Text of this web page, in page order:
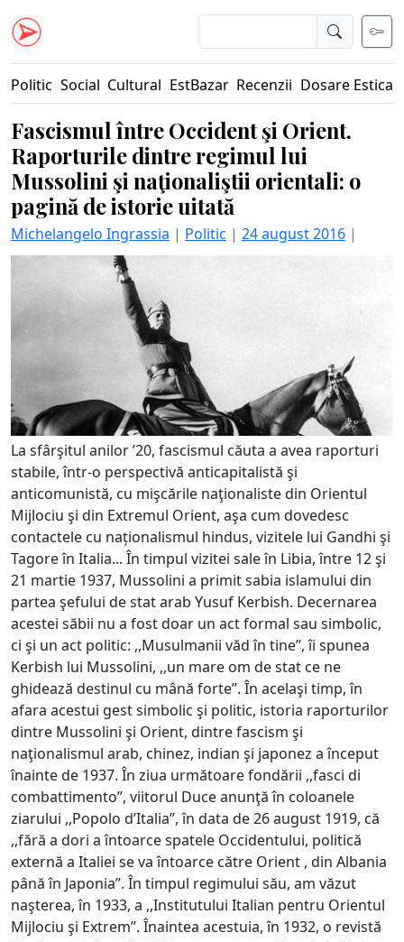
Politic Social Cultural EstBazar Recenzii Dosare Estica
Fascismul între Occident şi Orient.
Raporturile dintre regimul lui
Mussolini şi naţionaliştii orientali: o
pagină de istorie uitată
Michelangelo Ingrassia | Politic | 24 august 2016 |
La sfârşitul anilor ’20, fascismul căuta a avea raporturi
stabile, într-o perspectivă anticapitalistă şi
anticomunistă, cu mişcările naţionaliste din Orientul
Mijlociu şi din Extremul Orient, aşa cum dovedesc
contactele cu naționalismul hindus, vizitele lui Gandhi şi
Tagore în Italia... În timpul vizitei sale în Libia, între 12 şi
21 martie 1937, Mussolini a primit sabia islamului din
partea şefului de stat arab Yusuf Kerbish. Decernarea
acestei săbii nu a fost doar un act formal sau simbolic,
ci şi un act politic: ,,Musulmanii văd în tine’’, îi spunea
Kerbish lui Mussolini, ,,un mare om de stat ce ne
ghidează destinul cu mână forte’’. În acelaşi timp, în
afara acestui gest simbolic şi politic, istoria raporturilor
dintre Mussolini şi Orient, dintre fascism şi
naţionalismul arab, chinez, indian şi japonez a început
înainte de 1937. În ziua următoare fondării ,,fasci di
combattimento’’, viitorul Duce anunţă în coloanele
ziarului ,,Popolo d’Italia’’, în data de 26 august 1919, că
,,fără a dori a întoarce spatele Occidentului, politică
externă a Italiei se va întoarce către Orient , din Albania
până în Japonia’’. În timpul regimului său, am văzut
naşterea, în 1933, a ,,Institutului Italian pentru Orientul
Mijlociu şi Extrem’’. Înaintea acestuia, în 1932, o revistă